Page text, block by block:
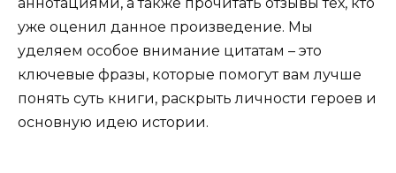
аннотациями, а также прочитать отзывы тех, кто
уже оценил данное произведение. Мы
уделяем особое внимание цитатам – это
ключевые фразы, которые помогут вам лучше
понять суть книги, раскрыть личности героев и
основную идею истории.